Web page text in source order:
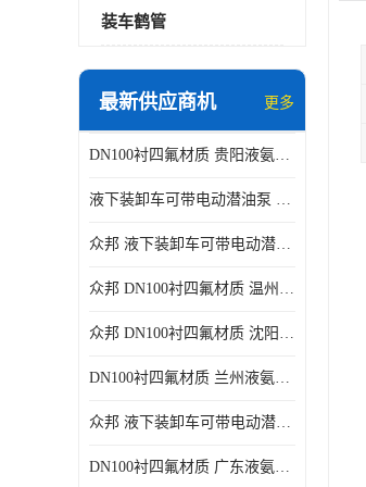
装车鹤管
最新供应商机 更多
DN100衬四氟材质 贵阳液氨鹤管供应商
液下装卸车可带电动潜油泵 贵阳液氨鹤管批发商
众邦 液下装卸车可带电动潜油泵 沈阳液氨鹤管批发商
众邦 DN100衬四氟材质 温州液氨鹤管批发商
众邦 DN100衬四氟材质 沈阳液氨鹤管批发商
DN100衬四氟材质 兰州液氨鹤管批发商
众邦 液下装卸车可带电动潜油泵 太原液氨鹤管厂商
DN100衬四氟材质 广东液氨鹤管厂商